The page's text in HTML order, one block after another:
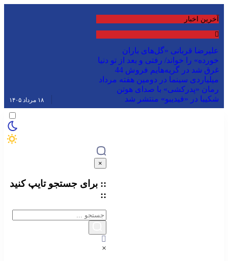
آخرین اخبار
علیرضا قربانی «گل‌های باران
خورده» را خواند/ رفتی و بعد از تو دنیا
غرق شد در گریه‌هایم
فروش 44
میلیاردی سینما در دومین هفته مرداد
رمان «پدرکشی» با صدای هوتن
شکیبا در «فیدیبو» منتشر شد
۱۸ مرداد ۱۴۰۵
×
:: برای جستجو تایپکنید
::
×